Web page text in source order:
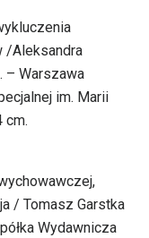
/Aleksandra
– Warszawa
im. Marii
cm.
/ Tomasz Garstka
Wydawnicza